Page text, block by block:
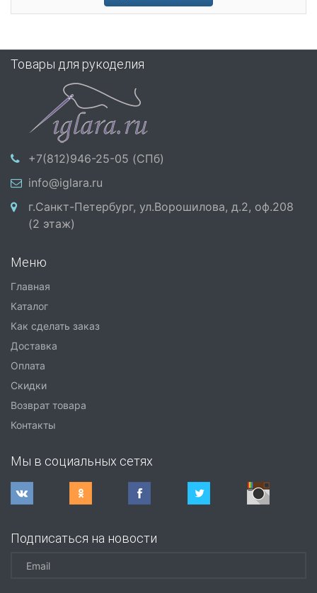
Товары для рукоделия
+7(812)946-25-05 (СПб)
info@iglara.ru
г.Санкт-Петербург, ул.Ворошилова, д.2, оф.208
(2 этаж)
Меню
Главная
Каталог
Как сделать заказ
Доставка
Оплата
Скидки
Возврат товара
Контакты
Мы в социальных сетях
Подписаться на новости